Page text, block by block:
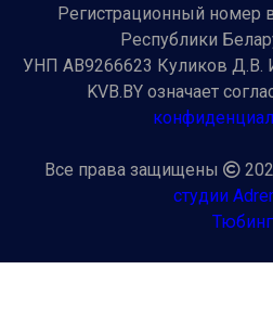
Регистрационный номер
Республики
УНП AB9266623 Куликов Д.В.
KVB.BY означает
Все права защищены
студии
Тюбинг